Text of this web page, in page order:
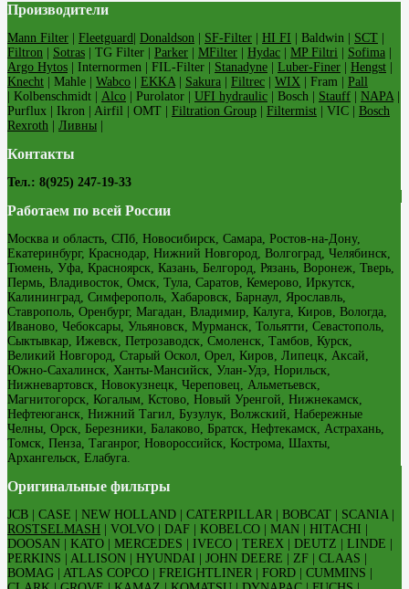
Производители
Mann Filter Fleetguard Donaldson SF-Filter HI FI | Baldwin | SCT
Filtron
Sotras | TG Filter | Parker MFilter Hydac MP Filtri Sofima
Argo Hytos | Internormen | FIL-Filter | Stanadyne Luber-Finer Hengst
Knecht | Mahle | Wabco EKKA Sakura Filtrec WIX | Fram | Pall
| Kolbenschmidt | Alco | Purolator | UFI hydraulic | Bosch | Stauff NAPA
Purflux | Ikron | Airfil | OMT | Filtration Group Filtermist | VIC | Bosch
Rexroth
Ливны
Контакты
Тел.: 8(925) 247-19-33
Работаем по всей России
Москва и область, СПб, Новосибирск, Самара, Ростов-на-Дону,
Екатеринбург, Краснодар, Нижний Новгород, Волгоград, Челябинск,
Тюмень, Уфа, Красноярск, Казань, Белгород, Рязань, Воронеж, Тверь,
Пермь, Владивосток, Омск, Тула, Саратов, Кемерово, Иркутск,
Калининград, Симферополь, Хабаровск, Барнаул, Ярославль,
Ставрополь, Оренбург, Магадан, Владимир, Калуга, Киров, Вологда,
Иваново, Чебоксары, Ульяновск, Мурманск, Тольятти, Севастополь,
Сыктывкар, Ижевск, Петрозаводск, Смоленск, Тамбов, Курск,
Великий Новгород, Старый Оскол, Орел, Киров, Липецк, Аксай,
Южно-Сахалинск, Ханты-Мансийск, Улан-Удэ, Норильск,
Нижневартовск, Новокузнецк, Череповец, Альметьевск,
Магнитогорск, Когалым, Кстово, Новый Уренгой, Нижнекамск,
Нефтеюганск, Нижний Тагил, Бузулук, Волжский, Набережные
Челны, Орск, Березники, Балаково, Братск, Нефтекамск, Астрахань,
Томск, Пенза, Таганрог, Новороссийск, Кострома, Шахты,
Архангельск, Елабуга.
Оригинальные фильтры
JCB | CASE | NEW HOLLAND | CATERPILLAR | BOBCAT | SCANIA |
ROSTSELMASH | VOLVO | DAF | KOBELCO | MAN | HITACHI |
DOOSAN | KATO | MERCEDES | IVECO | TEREX | DEUTZ | LINDE |
PERKINS | ALLISON | HYUNDAI | JOHN DEERE | ZF | CLAAS |
BOMAG | ATLAS COPCO | FREIGHTLINER | FORD | CUMMINS |